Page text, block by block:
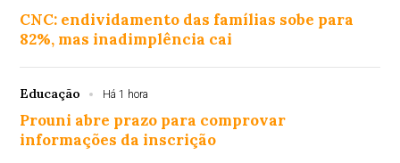
CNC: endividamento das famílias sobe para
82%, mas inadimplência cai
Educação Há 1 hora
Prouni abre prazo para comprovar
informações da inscrição